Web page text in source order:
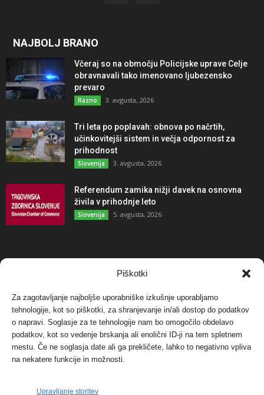
Piškotki
Za zagotavljanje najboljše uporabniške izkušnje uporabljamo
tehnologije, kot so piškotki, za shranjevanje in/ali dostop do podatkov
o napravi. Soglasje za te tehnologije nam bo omogočilo obdelavo
podatkov, kot so vedenje brskanja ali enolični ID-ji na tem spletnem
mestu. Če ne soglasja date ali ga prekličete, lahko to negativno vpliva
na nekatere funkcije in možnosti.
Upravljanje storitev
NAJBOLJ BRANO
Včeraj so na območju Policijske uprave Celje
obravnavali tako imenovano ljubezensko
prevaro
Razno 3. avgusta, 2026
Tri leta po poplavah: obnova po načrtih,
učinkovitejši sistem in večja odpornost za
prihodnost
Slovenija 3. avgusta, 2026
Referendum zamika nižji davek na osnovna
živila v prihodnje leto
Slovenija 5. avgusta, 2026
NAJBOLJ KOMENTIRANO
Protest proti vetrnim elektrarnam na Ojstrici, v
svetu pa vedno bolj...
Dogodki 12. maja, 2017
Tožilstvo v Celovcu v korist elektrarnam
Verbund